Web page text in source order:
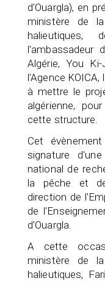
d'Ouargla), en
ministère de
halieutiques,
l'ambassadeur
Algérie, You
l'Agence
à mettre le
algérienne,
cette structure.
Cet
signature
national de
la pêche et de
direction de
de
d'Ouargla.
A cette
ministère de
halieutiques,